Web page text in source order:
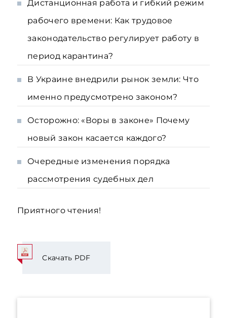
Дистанционная работа и гибкий режим
рабочего времени: Как трудовое
законодательство регулирует работу в
период карантина?
В Украине внедрили рынок земли: Что
именно предусмотрено законом?
Осторожно: «Воры в законе» Почему
новый закон касается каждого?
Очередные изменения порядка
рассмотрения судебных дел
Приятного чтения!
Скачать PDF